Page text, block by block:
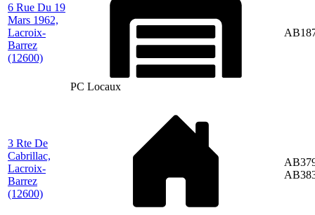
6 Rue Du 19
Mars 1962,
Lacroix-
Barrez
(12600)
PC Locaux
3 Rte De
Cabrillac,
Lacroix-
Barrez
(12600)